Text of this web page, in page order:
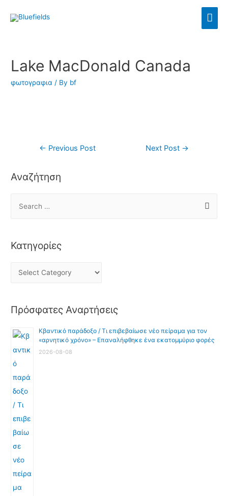
Lake MacDonald Canada
φωτογραφια / By bf
← Previous Post Next Post →
Αναζήτηση
Κατηγορίες
Πρόσφατες Αναρτήσεις
Κβαντικό παράδοξο / Τι επιβεβαίωσε νέο πείραμα για τον
«αρνητικό χρόνο» – Επαναλήφθηκε ένα εκατομμύριο φορές
2026-08-08